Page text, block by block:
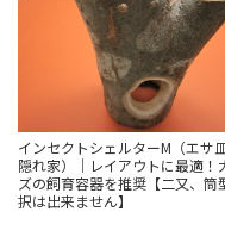
インセクトシェルターM（エサ
隠れ家）｜レイアウトに最適！
ズの飼育容器を推奨【二又、筒
択は出来ません】